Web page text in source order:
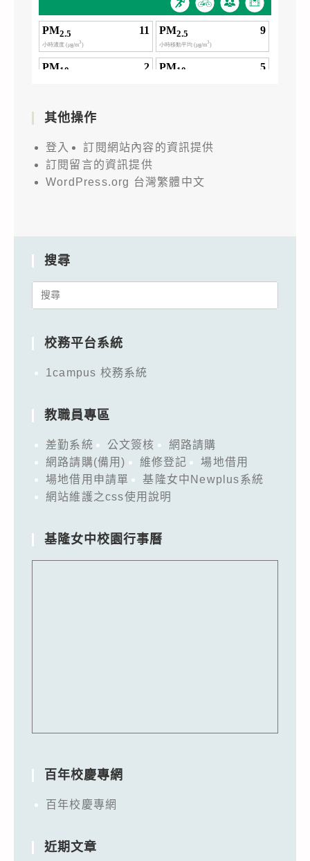
其他操作
登入
訂閱網站內容的資訊提供
訂閱留言的資訊提供
WordPress.org 台灣繁體中文
搜尋
Search
校務平台系統
1campus 校務系統
教職員專區
差勤系統 公文簽核
網路請購
網路請購(備用)
維修登記
場地借用
場地借用申請單
基隆女中Newplus系統
網站維護之css使用說明
基隆女中校園行事曆
百年校慶專網
百年校慶專網
近期文章